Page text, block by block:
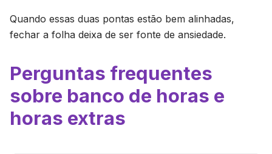
Quando essas duas pontas estão bem alinhadas,
fechar a folha deixa de ser fonte de ansiedade.
Perguntas frequentes
sobre banco de horas e
horas extras